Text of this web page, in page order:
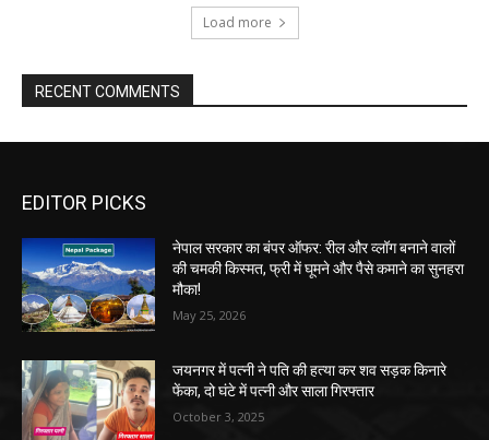
Load more
RECENT COMMENTS
EDITOR PICKS
नेपाल सरकार का बंपर ऑफर: रील और व्लॉग बनाने वालों
की चमकी किस्मत, फ्री में घूमने और पैसे कमाने का सुनहरा
मौका!
May 25, 2026
जयनगर में पत्नी ने पति की हत्या कर शव सड़क किनारे
फेंका, दो घंटे में पत्नी और साला गिरफ्तार
October 3, 2025